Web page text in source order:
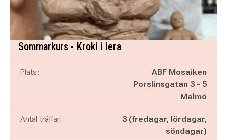
Sommarkurs - Kroki i lera
Plats:
ABF Mosaiken
Porslinsgatan 3 - 5
Malmö
Antal träffar:
3 (fredagar, lördagar,
söndagar)